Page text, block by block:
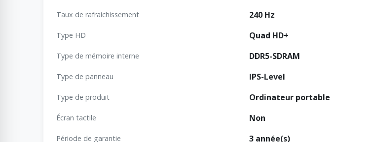
Taux de rafraichissement 240 Hz
Type HD Quad HD+
Type de mémoire interne DDR5-SDRAM
Type de panneau IPS-Level
Type de produit Ordinateur portable
Écran tactile Non
Période de garantie 3 année(s)